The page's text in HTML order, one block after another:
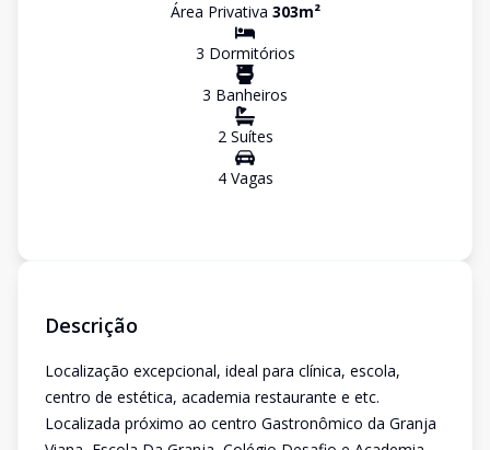
Área Privativa 303m²
3 Dormitórios
3 Banheiros
2Suítes
4Vagas
Descrição
Localização excepcional, ideal para clínica, escola,
centro de estética, academia restaurante e etc.
Localizada próximo ao centro Gastronômico da Granja